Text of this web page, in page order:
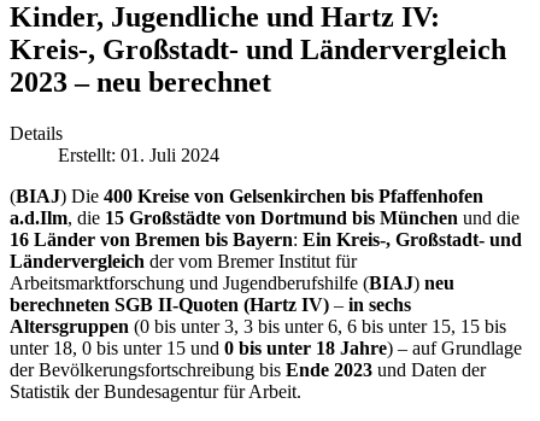
Kinder, Jugendliche und Hartz IV:
Kreis-, Großstadt- und Ländervergleich
2023 – neu berechnet
Details
Erstellt: 01. Juli 2024
(BIAJ) Die 400 Kreise von Gelsenkirchen bis Pfaffenhofen
a.d.Ilm, die 15 Großstädte von Dortmund bis München und die
16 Länder von Bremen bis Bayern: Ein Kreis-, Großstadt- und
Ländervergleich der vom Bremer Institut für
Arbeitsmarktforschung und Jugendberufshilfe (BIAJ) neu
berechneten SGB II-Quoten (Hartz IV) – in sechs
Altersgruppen (0 bis unter 3, 3 bis unter 6, 6 bis unter 15, 15 bis
unter 18, 0 bis unter 15 und 0 bis unter 18 Jahre) – auf Grundlage
der Bevölkerungsfortschreibung bis Ende 2023 und Daten der
Statistik der Bundesagentur für Arbeit.